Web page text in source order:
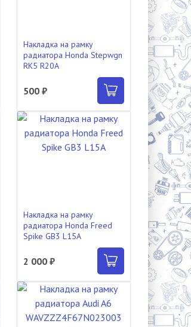
Накладка на рамку
радиатора Honda Stepwgn
RK5 R20A
500 ₽
Накладка на рамку
радиатора Honda Freed
Spike GB3 L15A
2 000 ₽